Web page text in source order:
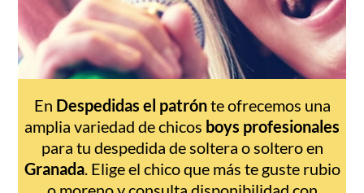
En Despedidas el patrónte ofrecemos una
amplia variedad de chicos boys profesionales
para tu despedida de soltera o soltero en
Granada. Elige el chico que más te guste rubio